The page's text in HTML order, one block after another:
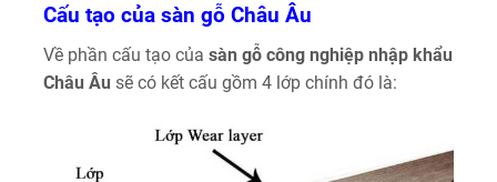
Cấu tạo của sàn gỗ Châu Âu
Về phần cấu tạo của sàn gỗ công nghiệp nhập khẩu
Châu Âu sẽ có kết cấu gồm 4 lớp chính đó là: